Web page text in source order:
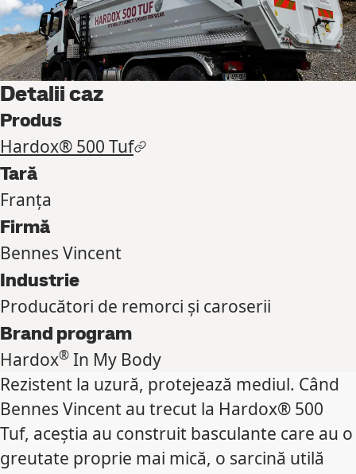
Detalii caz
Produs
Hardox® 500 Tuf
Tară
Franța
Firmă
Bennes Vincent
Industrie
Producători de remorci și caroserii
Brand program
Hardox® In My Body
Rezistent la uzură, protejează mediul. Când
Bennes Vincent au trecut la Hardox® 500
Tuf, aceștia au construit basculante care au o
greutate proprie mai mică, o sarcină utilă